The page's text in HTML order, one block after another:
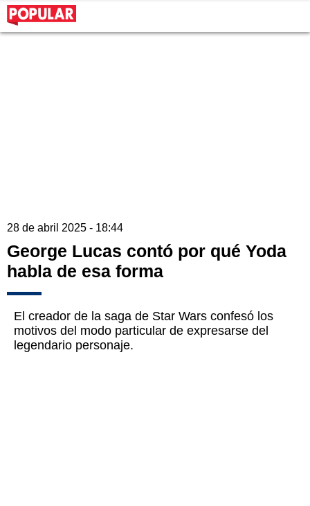
28 de abril 2025 - 18:44
George Lucas contó por qué Yoda
habla de esa forma
El creador de la saga de Star Wars confesó los
motivos del modo particular de expresarse del
legendario personaje.